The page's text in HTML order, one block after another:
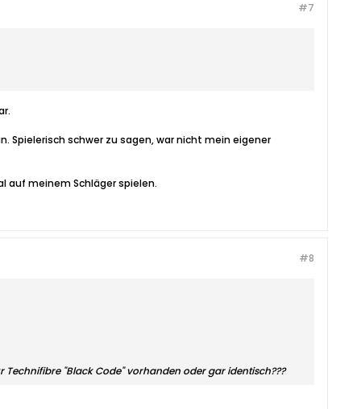
#7
Spielerisch schwer zu sagen, war nicht mein eigener
auf meinem Schläger spielen.
#8
"Black Code" vorhanden oder gar identisch???